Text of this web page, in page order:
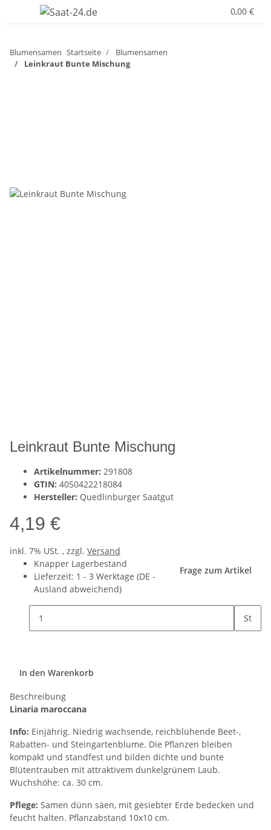
0,00 €
Blumensamen Startseite
Blumensamen
Leinkraut Bunte Mischung
Leinkraut Bunte Mischung
Artikelnummer: 291808
GTIN: 4050422218084
Hersteller: Quedlinburger Saatgut
4,19 €
inkl. 7% USt. , zzgl. Versand
Knapper Lagerbestand
Lieferzeit: 1 - 3 Werktage (DE -
Ausland abweichend)
Frage zum Artikel
St
In den Warenkorb
Beschreibung
Linaria maroccana
Info: Einjährig. Niedrig wachsende, reichblühende Beet-,
Rabatten- und Steingartenblume. Die Pflanzen bleiben
kompakt und standfest und bilden dichte und bunte
Blütentrauben mit attraktivem dunkelgrünem Laub.
Wuchshöhe: ca. 30 cm.
Pflege: Samen dünn säen, mit gesiebter Erde bedecken und
feucht halten. Pflanzabstand 10x10 cm.